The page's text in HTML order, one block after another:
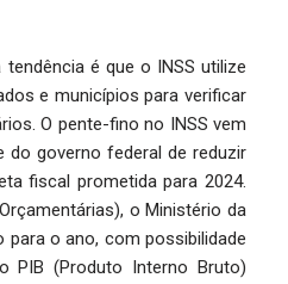
é que o INSS utilize
e municípios para verificar
O pente-fino no INSS vem
do governo federal de reduzir
fiscal prometida para 2024.
o Ministério da
para o ano, com possibilidade
PIB (Produto Interno Bruto)